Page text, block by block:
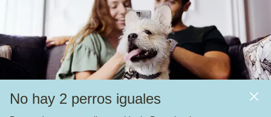
No hay 2 perros iguales
Productos
Sobre Barkyn
Otros links
Piensos